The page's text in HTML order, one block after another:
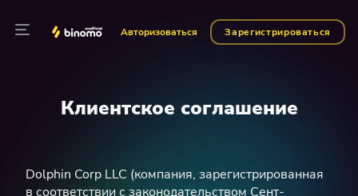
Авторизоваться Зарегистрироваться
Клиентское соглашение
Dolphin Corp LLC (компания, зарегистрированная
в соответствии с законодательством Сент-